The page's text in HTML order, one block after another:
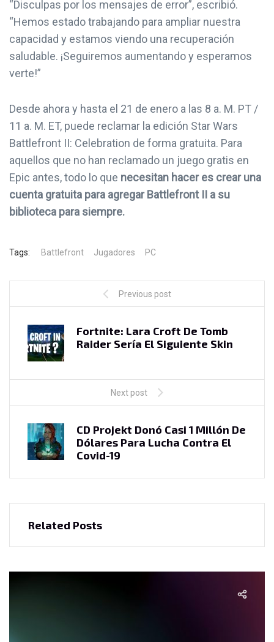
“Disculpas por los mensajes de error”, escribió.
“Hemos estado trabajando para ampliar nuestra
capacidad y estamos viendo una recuperación
saludable. ¡Seguiremos aumentando y esperamos
verte!”
Desde ahora y hasta el 21 de enero a las 8 a. M. PT /
11 a. M. ET, puede reclamar la edición Star Wars
Battlefront II: Celebration de forma gratuita. Para
aquellos que no han reclamado un juego gratis en
Epic antes, todo lo que necesitan hacer es crear una
cuenta gratuita para agregar Battlefront II a su
biblioteca para siempre.
Tags: Battlefront Jugadores PC
Previous post
Fortnite: Lara Croft De Tomb
Raider Sería El Siguiente Skin
Next post
CD Projekt Donó Casi 1 Millón De
Dólares Para Lucha Contra El
Covid-19
Related Posts